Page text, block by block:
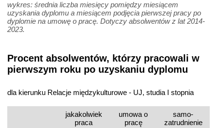
wykres: średnia liczba miesięcy pomiędzy miesiącem
uzyskania dyplomu a miesiącem podjęcia pierwszej pracy po
dyplomie na umowę o pracę. Dotyczy absolwentów z lat 2014-
2023.
Procent absolwentów, którzy pracowali w
pierwszym roku po uzyskaniu dyplomu
dla kierunku Relacje międzykulturowe - UJ, studia I stopnia
jakakolwiek
praca
umowa o
pracę
samo­
zatrudnienie